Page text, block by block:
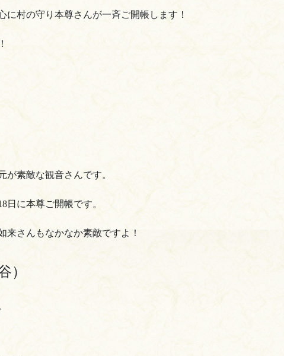
に村の守り本尊さんが一斉ご開帳します！
が素敵な観音さんです。
日に本尊ご開帳です。
来さんもなかなか素敵ですよ！
）